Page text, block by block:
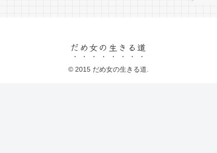
だめ女の生きる道
© 2015 だめ女の生きる道.